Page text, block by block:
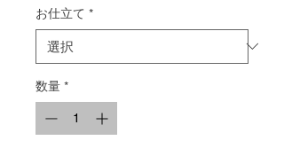
お仕立て *
数量 *